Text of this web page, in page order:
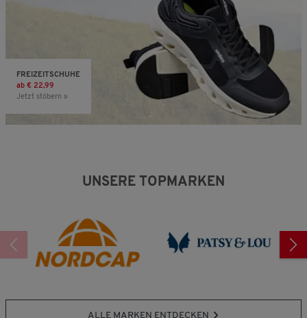
FREIZEITSCHUHE
ab € 22,99
Jetzt stöbern »
UNSERE TOPMARKEN
ALLE MARKEN ENTDECKEN